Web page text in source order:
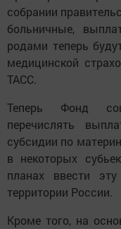
собрании
больничные,
родами теперь
медицинской
ТАСС.
Теперь Фонд
перечислять
субсидии по
в некоторых
планах ввести
территории России.
Кроме того, на